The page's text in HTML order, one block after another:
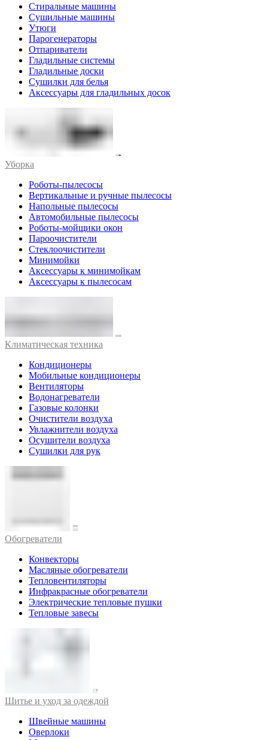
Стиральные машины
Сушильные машины
Утюги
Парогенераторы
Отпариватели
Гладильные системы
Гладильные доски
Сушилки для белья
Аксессуары для гладильных досок
Уборка
Роботы-пылесосы
Вертикальные и ручные пылесосы
Напольные пылесосы
Автомобильные пылесосы
Роботы-мойщики окон
Пароочистители
Стеклоочистители
Минимойки
Аксессуары к минимойкам
Аксессуары к пылесосам
Климатическая техника
Кондиционеры
Мобильные кондиционеры
Вентиляторы
Водонагреватели
Газовые колонки
Очистители воздуха
Увлажнители воздуха
Осушители воздуха
Сушилки для рук
Обогреватели
Конвекторы
Масляные обогреватели
Тепловентиляторы
Инфракрасные обогреватели
Электрические тепловые пушки
Тепловые завесы
Шитье и уход за одеждой
Швейные машины
Оверлоки